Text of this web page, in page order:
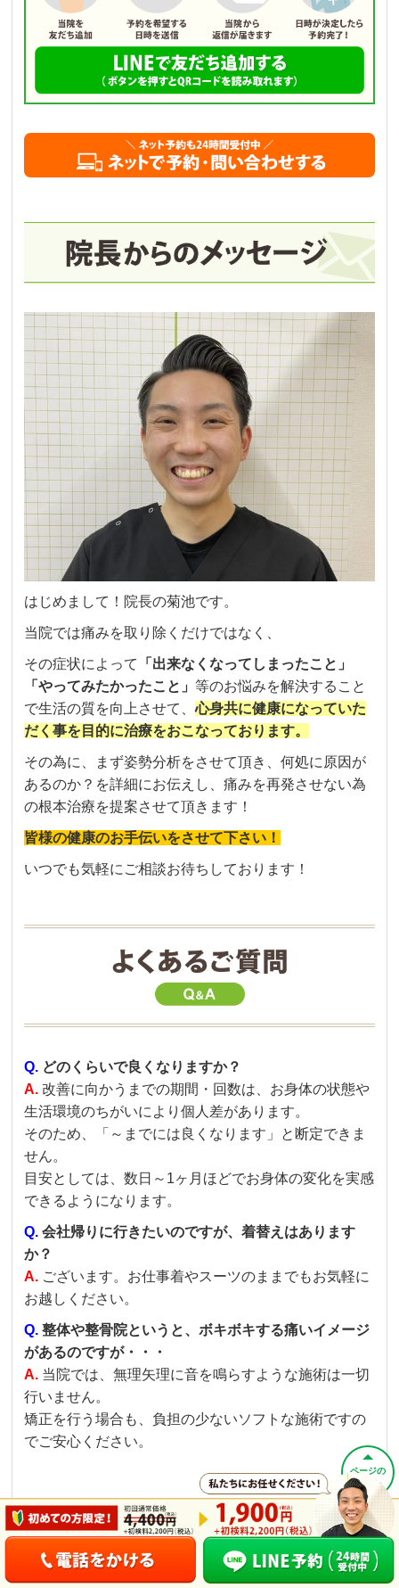
はじめまして！院長の菊池です。
当院では痛みを取り除くだけではなく、
その症状によって
「出来なくなってしまったこと」
「やってみたかったこと」等のお悩みを解決すること
で生活の質を向上させて、心身共に健康になっていた
だく事を目的に治療をおこなっております。
その為に、まず姿勢分析をさせて頂き、何処に原因が
あるのか？を詳細にお伝えし、痛みを再発させない為
の根本治療を提案させて頂きます！
皆様の健康のお手伝いをさせて下さい！
いつでも気軽にご相談お待ちしております！
Q. どのくらいで良くなりますか？
A.改善に向かうまでの期間・回数は、お身体の状態や
生活環境のちがいにより個人差があります。
そのため、「～までには良くなります」と断定できま
せん。
目安としては、数日～1ヶ月ほどでお身体の変化を実感
できるようになります。
Q.会社帰りに行きたいのですが、着替えはあります
か？
A. ございます。お仕事着やスーツのままでもお気軽に
お越しください。
Q.整体や整骨院というと、ボキボキする痛いイメージ
があるのですが・・・
A. 当院では、無理矢理に音を鳴らすような施術は一切
行いません。
矯正を行う場合も、負担の少ないソフトな施術ですの
でご安心ください。
ページの
先頭へ